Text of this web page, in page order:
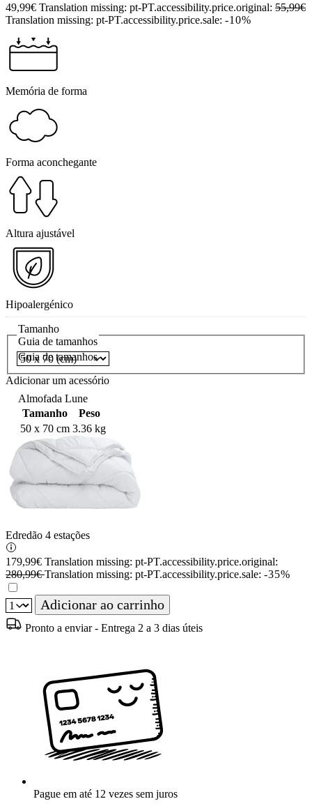
49,99€ Translation missing: pt-PT.accessibility.price.original: 55,99€
Translation missing: pt-PT.accessibility.price.sale: -10%
Memória de forma
Forma aconchegante
Altura ajustável
Hipoalergénico
Tamanho
Guia de tamanhos
Guia de tamanhos
Almofada Lune
Tamanho
Peso
50 x 70 cm 3.36 kg
Adicionar um acessório
Edredão 4 estações
179,99€ Translation missing: pt-PT.accessibility.price.original:
280,99€Translation missing: pt-PT.accessibility.price.sale: -35%
Adicionar ao carrinho
Pronto a enviar - Entrega 2 a 3 dias úteis
Pague em até 12 vezes sem juros